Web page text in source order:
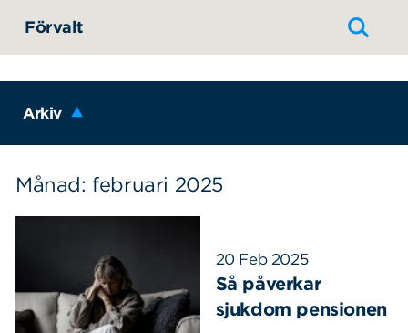
Förvalt
Arkiv
Månad: februari 2025
20 Feb 2025
Så påverkar
sjukdom pensionen